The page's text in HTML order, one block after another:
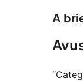
A